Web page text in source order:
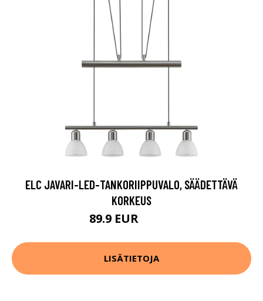
ELC JAVARI-LED-TANKORIIPPUVALO, SÄÄDETTÄVÄ
KORKEUS
89.9 EUR
LISÄTIETOJA